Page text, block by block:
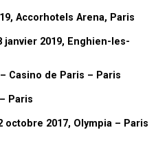
de l’exposition « Mes années
Accorhotels Arena, Paris
2019, Enghien-les-
Casino de Paris – Paris
Paris
octobre 2017, Olympia – Paris